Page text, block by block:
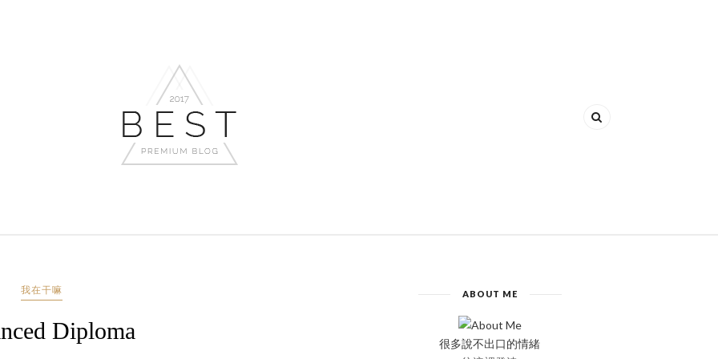
我在干嘛
Diploma
ABOUT ME
很多說不出口的情緒